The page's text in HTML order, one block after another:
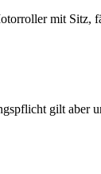
mit Sitz,
gilt aber